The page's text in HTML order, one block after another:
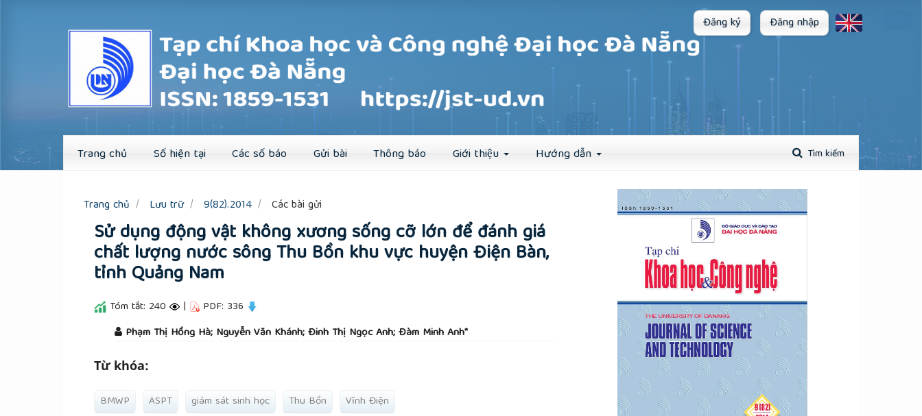
Trang chủ Số hiện tại Các số báo Gửi bài Thông báo Giới thiệu Hướng dẫn Tìm kiếm
Đăng ký Đăng nhập
Đăng ký Đăng nhập
Trang chủ Lưu trữ 9(82).2014 Các bài gửi
Sử dụng động vật không xương sống cỡ lớn để đánh giá
chất lượng nước sông Thu Bồn khu vực huyện Điện Bàn,
tỉnh Quảng Nam
Tóm tắt: 240 | PDF: 336
##plugins.themes.academic_pro.article.main##
Phạm Thị Hồng Hà; Nguyễn Văn Khánh; Đinh Thị Ngọc Anh; Đàm Minh Anh*
Từ khóa:
BMWP ASPT giám sát sinh học Thu Bồn Vĩnh Điện